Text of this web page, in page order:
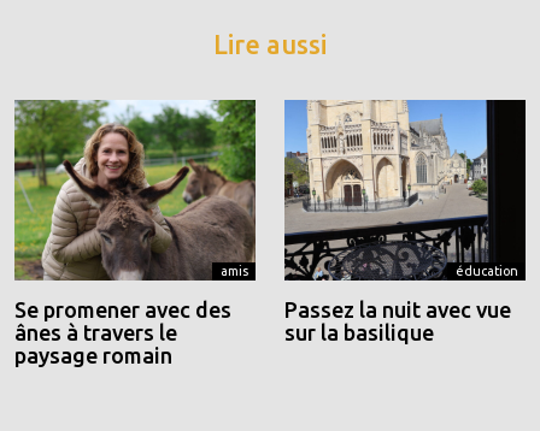
Lire aussi
amis
Se promener avec des
ânes à travers le
paysage romain
éducation
Passez la nuit avec vue
sur la basilique